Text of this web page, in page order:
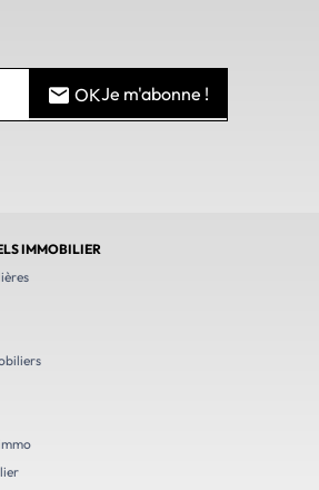
OKJe m'abonne !
IMMOBILIER